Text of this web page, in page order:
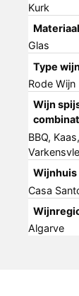
Kurk
Materiaal
Glas
Type wijn
Rode Wijn
Wijn
BBQ,
Wijnhuis
Casa
Algarve